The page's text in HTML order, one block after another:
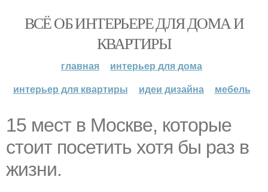
ВСЁ ОБ ИНТЕРЬЕРЕ ДЛЯ ДОМА И
КВАРТИРЫ
главная
интерьер для дома
интерьер для квартиры
идеи дизайна мебель
15 мест в Москве, которые
стоит посетить хотя бы раз в
жизни.